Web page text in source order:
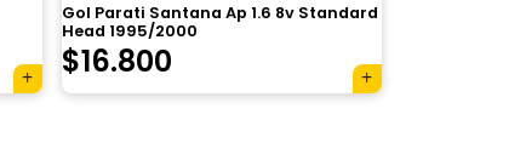
Gol Parati Santana Ap 1.6 8v Standard
Head 1995/2000
$16.800